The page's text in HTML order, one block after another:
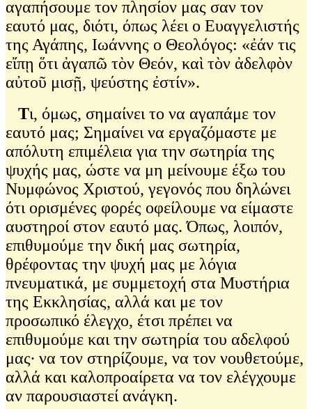
αγαπήσουμε τον πλησίον μας σαν τον
εαυτό μας, διότι, όπως λέει ο Ευαγγελιστής
της Αγάπης, Ιωάννης ο Θεολόγος: «ἐάν τις
εἴπῃ ὅτι ἀγαπῶ τὸν Θεόν, καὶ τὸν ἀδελφὸν
αὐτοῦ μισῇ, ψεύστης ἐστίν».
Τι, όμως, σημαίνει το να αγαπάμε τον
εαυτό μας; Σημαίνει να εργαζόμαστε με
απόλυτη επιμέλεια για την σωτηρία της
ψυχής μας, ώστε να μη μείνουμε έξω του
Νυμφώνος Χριστού, γεγονός που δηλώνει
ότι ορισμένες φορές οφείλουμε να είμαστε
αυστηροί στον εαυτό μας. Όπως, λοιπόν,
επιθυμούμε την δική μας σωτηρία,
θρέφοντας την ψυχή μας με λόγια
πνευματικά, με συμμετοχή στα Μυστήρια
της Εκκλησίας, αλλά και με τον
προσωπικό έλεγχο, έτσι πρέπει να
επιθυμούμε και την σωτηρία του αδελφού
μας∙ να τον στηρίζουμε, να τον νουθετούμε,
αλλά και καλοπροαίρετα να τον ελέγχουμε
αν παρουσιαστεί ανάγκη.